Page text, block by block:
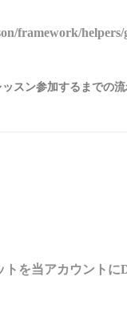
framework/
スン参加するまでの
を当アカウントに